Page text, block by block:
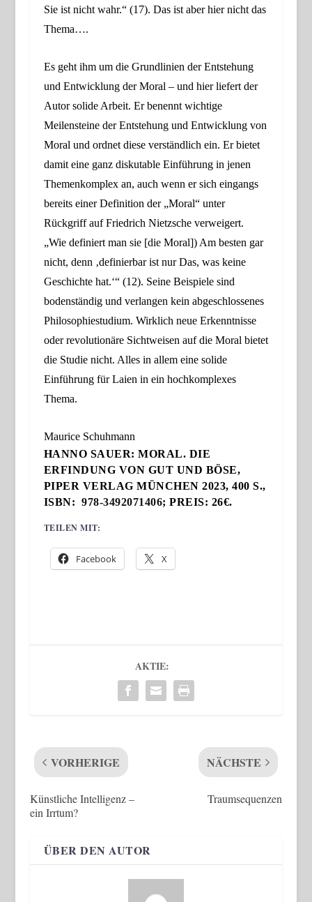
Sie ist nicht wahr.“ (17). Das ist aberhiernicht das
Thema….
Es geht ihm um die Grundlinien der Entstehung
und Entwicklung der Moral – und hier liefert der
Autor solide Arbeit. Er benennt wichtige
Meilensteine der Entstehung und Entwicklung von
Moral und ordnet diese verständlich ein. Er bietet
damit eine ganz diskutable Einführung in jenen
Themenkomplex an, auch wenn er sich eingangs
bereits einer Definition der „Moral“ unter
Rückgriff auf Friedrich Nietzsche verweigert.
„Wie definiert man sie [die Moral]) Am besten gar
nicht, denn ‚definierbar ist nur Das, was keine
Geschichte hat.‘“(12). Seine Beispiele sind
bodenständig und verlangen kein abgeschlossenes
Philosophiestudium. Wirklich neue Erkenntnisse
oder revolutionäre Sichtweisen auf die Moral bietet
die Studie nicht. Alles in allem eine solide
Einführung für Laien in ein hochkomplexes
Thema.
Maurice Schuhmann
HANNO SAUER: MORAL. DIE
ERFINDUNG VON GUT UND BÖSE,
PIPER VERLAG MÜNCHEN 2023, 400 S.,
ISBN: 978-3492071406; PREIS: 26€.
TEILEN MIT:
Facebook X
AKTIE:
VORHERIGE
Künstliche Intelligenz –
ein Irrtum?
NÄCHSTE
Traumsequenzen
ÜBER DEN AUTOR